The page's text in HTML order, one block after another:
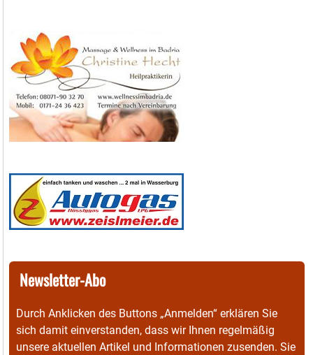
Newsletter-Abo
Durch Anklicken des Buttons „Anmelden“ erklären Sie
sich damit einverstanden, dass wir Ihnen regelmäßig
unsere aktuellen Artikel und Informationen zusenden. Sie